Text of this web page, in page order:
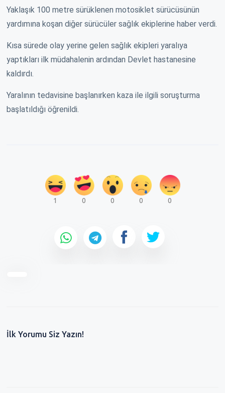
Yaklaşık 100 metre sürüklenen motosiklet sürücüsünün
yardımına koşan diğer sürücüler sağlık ekiplerine haber verdi.
Kısa sürede olay yerine gelen sağlık ekipleri yaralıya
yaptıkları ilk müdahalenin ardından Devlet hastanesine
kaldırdı.
Yaralının tedavisine başlanırken kaza ile ilgili soruşturma
başlatıldığı öğrenildi.
1 0 0 0 0
İlk Yorumu Siz Yazın!